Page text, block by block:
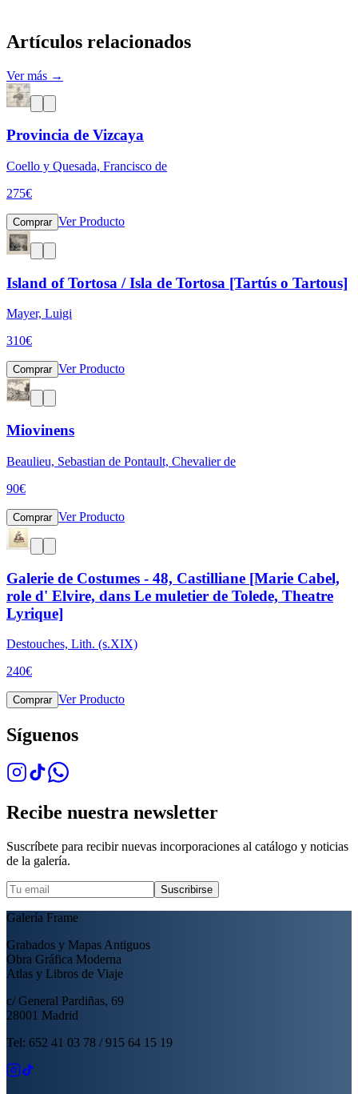
Artículos relacionados
Ver más →
Provincia de Vizcaya
Coello y Quesada, Francisco de
275€
Comprar Ver Producto
Island of Tortosa / Isla de Tortosa [Tartús o Tartous]
Mayer, Luigi
310€
Comprar Ver Producto
Miovinens
Beaulieu, Sebastian de Pontault, Chevalier de
90€
Comprar Ver Producto
Galerie de Costumes - 48, Castilliane [Marie Cabel,
role d' Elvire, dans Le muletier de Tolede, Theatre
Lyrique]
Destouches, Lith. (s.XIX)
240€
Comprar Ver Producto
Síguenos
Recibe nuestra newsletter
Suscríbete para recibir nuevas incorporaciones al catálogo y noticias
de la galería.
Suscribirse
Galería Frame
Grabados y Mapas Antiguos
Obra Gráfica Moderna
Atlas y Libros de Viaje
c/ General Pardiñas, 69
28001 Madrid
Tel: 652 41 03 78 / 915 64 15 19